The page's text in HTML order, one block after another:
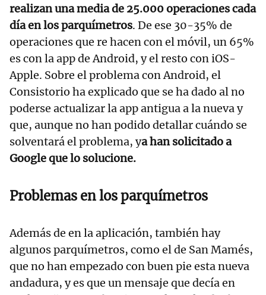
realizan una media de 25.000 operaciones cada
día en los parquímetros. De ese 30-35% de
operaciones que re hacen con el móvil, un 65%
es con la app de Android, y el resto con iOS-
Apple. Sobre el problema con Android, el
Consistorio ha explicado que se ha dado al no
poderse actualizar la app antigua a la nueva y
que, aunque no han podido detallar cuándo se
solventará el problema, ya han solicitado a
Google que lo solucione.
Problemas en los parquímetros
Además de en la aplicación, también hay
algunos parquímetros, como el de San Mamés,
que no han empezado con buen pie esta nueva
andadura, y es que un mensaje que decía en